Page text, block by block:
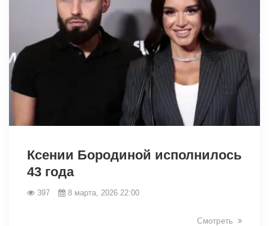
Ксении Бородиной исполнилось
43 года
397 8 марта, 2026 22:00
Смотреть